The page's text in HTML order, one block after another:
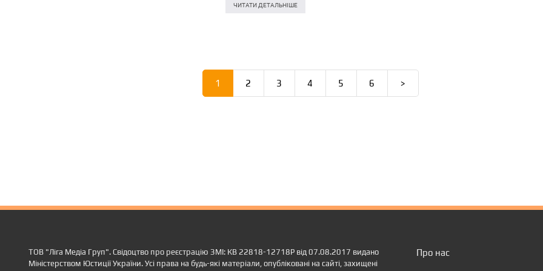
ЧИТАТИ ДЕТАЛЬНІШЕ
1 2 3 4 5 6 >
ТОВ "Ліга Медіа Груп". Свідоцтво про реєстрацію ЗМІ: КВ 22818-12718Р від 07.08.2017 видано
Міністерством Юстиції України. Усі права на будь-які матеріали, опубліковані на сайті, захищені
Про нас